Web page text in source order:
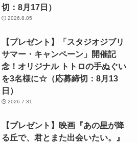
切：8月17日）
2026.8.05
【プレゼント】「スタジオジブリ
サマー・キャンペーン」開催記
念！オリジナル トトロの手ぬぐい
を3名様に☆（応募締切：8月13
日）
2026.7.31
【プレゼント】映画『あの星が降
る丘で、君とまた出会いたい。』